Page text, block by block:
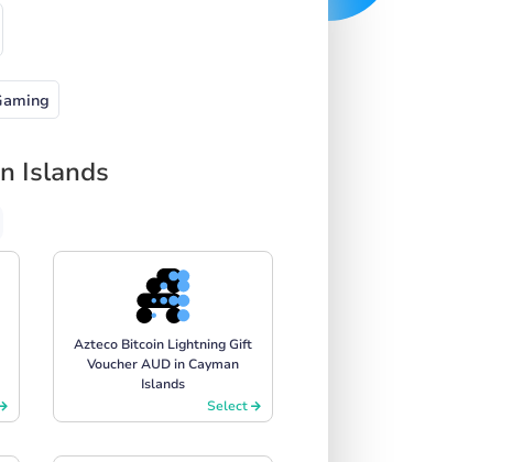
Islands
Azteco Bitcoin Lightning Gift
Voucher AUD in Cayman
Islands
Select